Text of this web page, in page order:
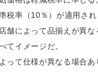
税率（10％）が適用され
舗によって品揃えが異な
てイメージだ。
って仕様が異なる場合あ